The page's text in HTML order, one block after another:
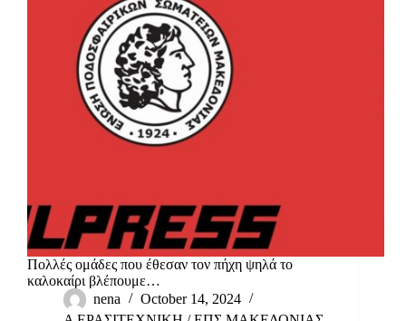
Πολλές ομάδες που έθεσαν τον πήχη ψηλά το
καλοκαίρι βλέπουμε…
nena
October 14, 2024